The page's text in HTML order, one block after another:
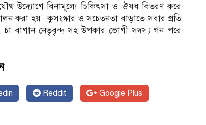
উদ্যোগে বিনামূল্যে চিকিৎসা ও ঔষধ বিতরণ করে
করা হয়। কুসংস্কার ও সচেতনতা বাড়াতে সবার প্রতি
বাগান নেতৃবৃন্দ সহ উপকার ভোগী সদস্য গন।পরে
Reddit Google Plus